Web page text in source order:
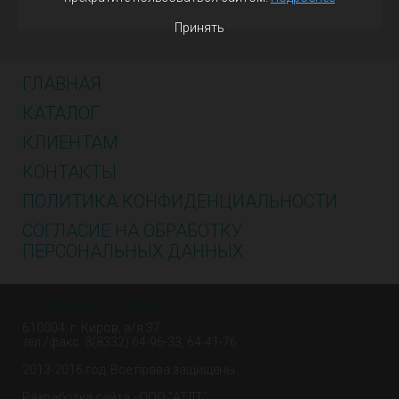
ГЛАВНАЯ
КАТАЛОГ
КЛИЕНТАМ
КОНТАКТЫ
ПОЛИТИКА КОНФИДЕНЦИАЛЬНОСТИ
СОГЛАСИЕ НА ОБРАБОТКУ
ПЕРСОНАЛЬНЫХ ДАННЫХ
Принять